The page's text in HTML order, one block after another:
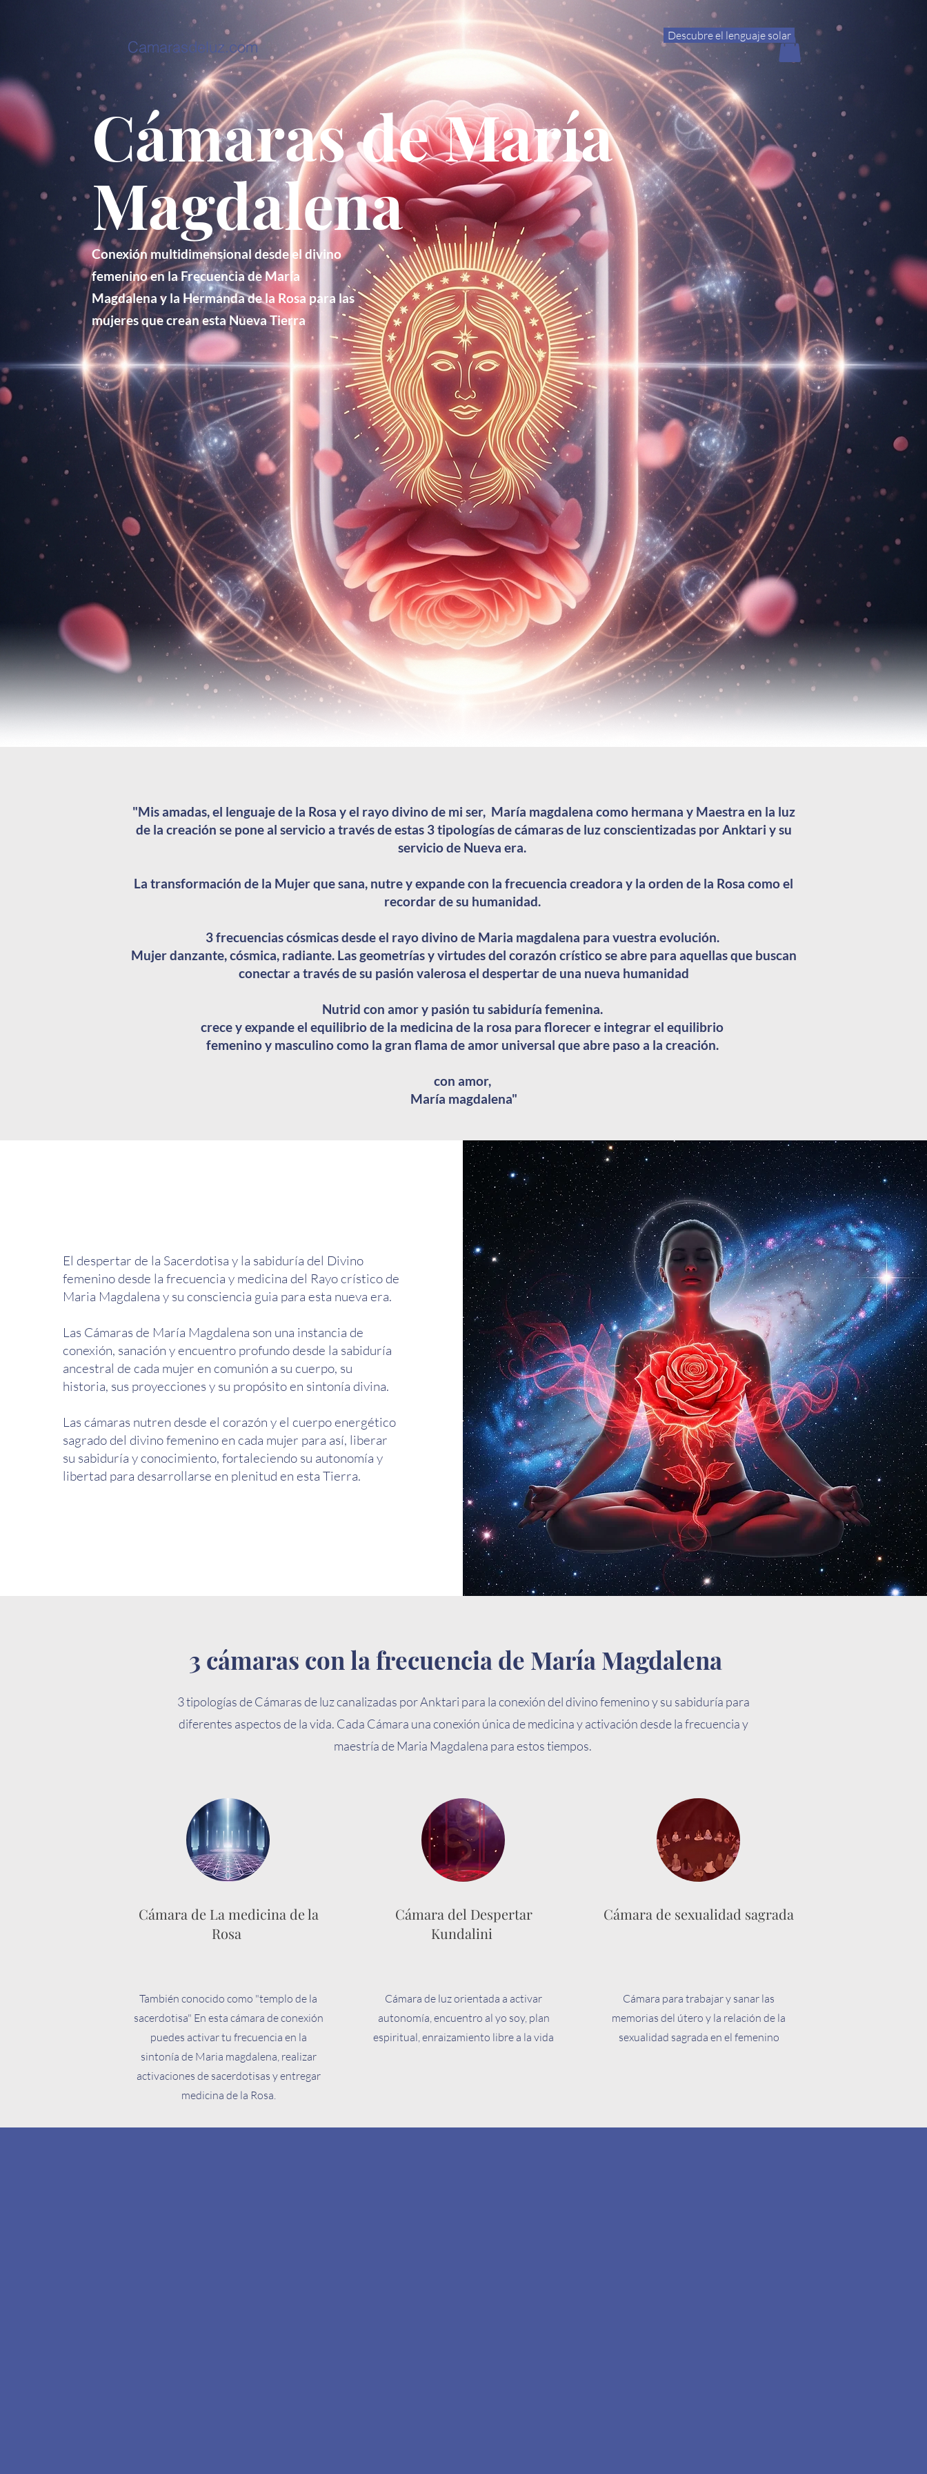
Camarasdeluz.com
Descubre el lenguaje solar
Cámaras de María
Magdalena
Conexión multidimensional desde el divino
femenino en la Frecuencia de María
Magdalena y la Hermanda de la Rosa para las
mujeres que crean esta Nueva Tierra
"Mis amadas, el lenguaje de la Rosa y el rayo divino de mi ser, María magdalena como hermana y Maestra en la luz
de la creación se pone al servicio a través de estas 3 tipologías de cámaras de luz conscientizadas por Anktari y su
servicio de Nueva era.
La transformación de la Mujer que sana, nutre y expande con la frecuencia creadora y la orden de la Rosa como el
recordar de su humanidad.
3 frecuencias cósmicas desde el rayo divino de Maria magdalena para vuestra evolución.
Mujer danzante, cósmica, radiante. Las geometrías y virtudes del corazón crístico se abre para aquellas que buscan
conectar a través de su pasión valerosa el despertar de una nueva humanidad
Nutrid con amor y pasión tu sabiduría femenina.
crece y expande el equilibrio de la medicina de la rosa para florecer e integrar el equilibrio
femenino y masculino como la gran flama de amor universal que abre paso a la creación.
con amor,
María magdalena"
El despertar de la Sacerdotisa y la sabiduría del Divino
femenino desde la frecuencia y medicina del Rayo crístico de
Maria Magdalena y su consciencia guia para esta nueva era.
Las Cámaras de María Magdalena son una instancia de
conexión, sanación y encuentro profundo desde la sabiduría
ancestral de cada mujer en comunión a su cuerpo, su
historia, sus proyecciones y su propósito en sintonía divina.
Las cámaras nutren desde el corazón y el cuerpo energético
sagrado del divino femenino en cada mujer para así, liberar
su sabiduría y conocimiento, fortaleciendo su autonomía y
libertad para desarrollarse en plenitud en esta Tierra.
3 cámaras con la frecuencia de María Magdalena
3 tipologías de Cámaras de luz canalizadas por Anktari para la conexión del divino femenino y su sabiduría para
diferentes aspectos de la vida. Cada Cámara una conexión única de medicina y activación desde la frecuencia y
maestría de Maria Magdalena para estos tiempos.
Cámara de La medicina de la
Rosa
También conocido como "templo de la
sacerdotisa" En esta cámara de conexión
puedes activar tu frecuencia en la
sintonía de Maria magdalena, realizar
activaciones de sacerdotisas y entregar
medicina de la Rosa.
Cámara del Despertar
Kundalini
Cámara de luz orientada a activar
autonomía, encuentro al yo soy, plan
espiritual, enraizamiento libre a la vida
Cámara de sexualidad sagrada
Cámara para trabajar y sanar las
memorias del útero y la relación de la
sexualidad sagrada en el femenino